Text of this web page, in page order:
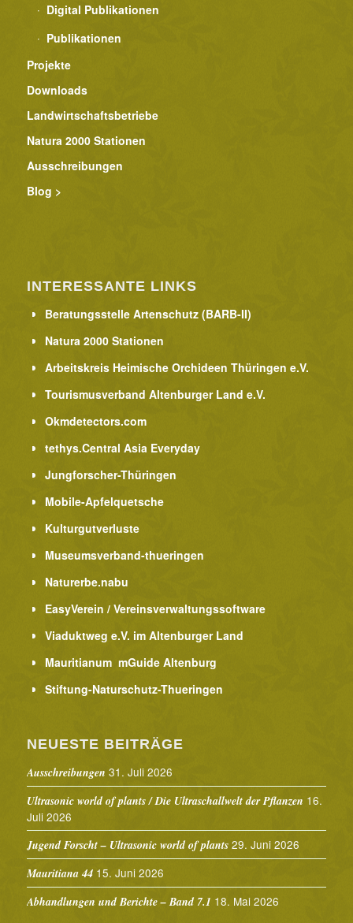
Digital Publikationen
Publikationen
Projekte
Downloads
Landwirtschaftsbetriebe
Natura 2000 Stationen
Ausschreibungen
Blog >
INTERESSANTE LINKS
Beratungsstelle Artenschutz (BARB-II)
Natura 2000 Stationen
Arbeitskreis Heimische Orchideen Thüringen e.V.
Tourismusverband Altenburger Land e.V.
Okmdetectors.com
tethys.Central Asia Everyday
Jungforscher-Thüringen
Mobile-Apfelquetsche
Kulturgutverluste
Museumsverband-thueringen
Naturerbe.nabu
EasyVerein / Vereinsverwaltungssoftware
Viaduktweg e.V. im Altenburger Land
Mauritianum mGuide Altenburg
Stiftung-Naturschutz-Thueringen
NEUESTE BEITRÄGE
Ausschreibungen 31. Juli 2026
Ultrasonic world of plants / Die Ultraschallwelt der Pflanzen 16.
Juli 2026
Jugend Forscht – Ultrasonic world of plants 29. Juni 2026
Mauritiana 44 15. Juni 2026
Abhandlungen und Berichte – Band 7.1 18. Mai 2026